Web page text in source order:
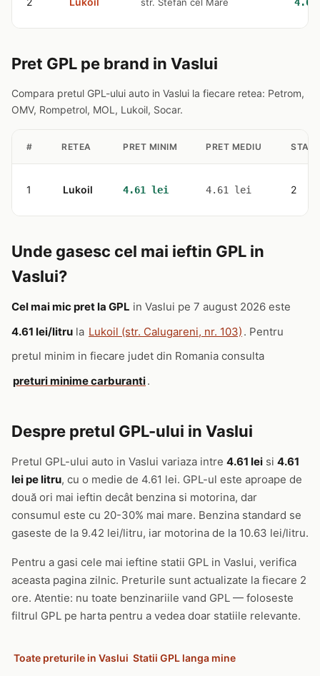
Pret GPL pe brand in Vaslui
Compara pretul GPL-ului auto in Vaslui la fiecare retea: Petrom,
OMV, Rompetrol, MOL, Lukoil, Socar.
# RETEA PRET MINIM PRET MEDIU
1 Lukoil 4.61 lei 4.61 lei 2
Unde gasesc cel mai ieftin GPL in
Vaslui?
Cel mai mic pret la GPL in Vaslui pe 7 august 2026 este
4.61 lei/litru la Lukoil (str. Calugareni, nr. 103) . Pentru
pretul minim in fiecare judet din Romania consulta
preturi minime carburanti.
Despre pretul GPL-ului in Vaslui
Pretul GPL-ului auto in Vaslui variaza intre 4.61 lei si 4.61
lei pe litru, cu o medie de 4.61 lei. GPL-ul este aproape de
două ori mai ieftin decât benzina si motorina, dar
consumul este cu 20-30% mai mare. Benzina standard se
gaseste de la 9.42 lei/litru, iar motorina de la 10.63 lei/litru.
Pentru a gasi cele mai ieftine statii GPL in Vaslui, verifica
aceasta pagina zilnic. Preturile sunt actualizate la fiecare 2
ore. Atentie: nu toate benzinariile vand GPL — foloseste
filtrul GPL pe harta pentru a vedea doar statiile relevante.
Toate preturile in Vaslui Statii GPL langa mine